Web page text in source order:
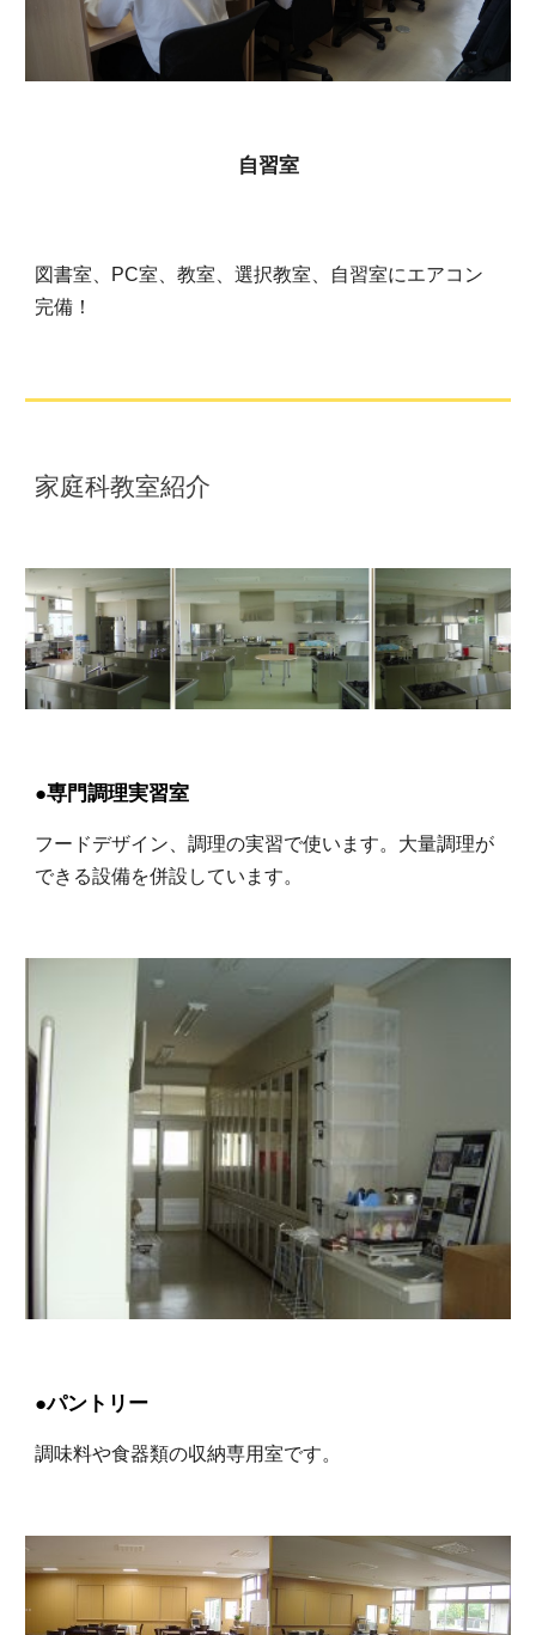
自習室
図書室、PC室、教室、選択教室、自習室にエアコン
完備！
家庭科教室紹介
●専門調理実習室
フードデザイン、調理の実習で使います。大量調理が
できる設備を併設しています。
●パントリー
調味料や食器類の収納専用室です。